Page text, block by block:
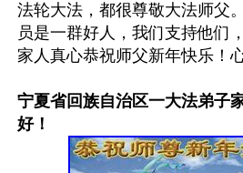
法轮大法，都很尊敬大法师父
员是一群好人，我们支持他们
家人真心恭祝师父新年快乐！
宁夏省回族自治区一大法弟子
好！